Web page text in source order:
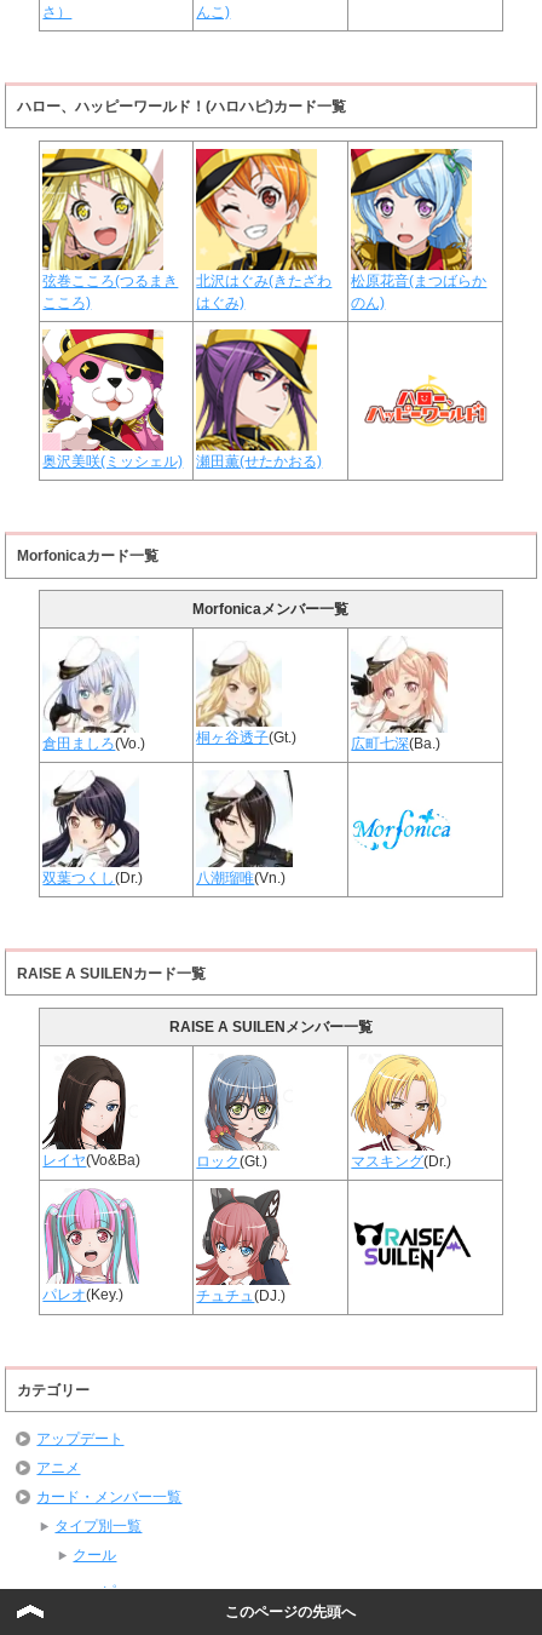
さ）
んこ)
ハロー、ハッピーワールド！(ハロハピ)カード一覧
弦巻こころ(つるまき
こころ)
北沢はぐみ(きたざわ
はぐみ)
松原花音(まつばらか
のん)
奥沢美咲(ミッシェル) 瀬田薫(せたかおる)
Morfonicaカード一覧
Morfonicaメンバー一覧
倉田ましろ(Vo.) 桐ヶ谷透子(Gt.) 広町七深(Ba.)
双葉つくし(Dr.) 八潮瑠唯(Vn.)
RAISE A SUILENカード一覧
RAISE A SUILENメンバー一覧
レイヤ(Vo&Ba) ロック(Gt.) マスキング(Dr.)
パレオ(Key.) チュチュ(DJ.)
カテゴリー
アップデート
アニメ
カード・メンバー一覧
タイプ別一覧
クール
ハッピー
このページの先頭へ